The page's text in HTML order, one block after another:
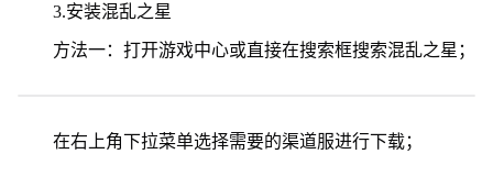
3.安装混乱之星
方法一：打开游戏中心或直接在搜索框搜索混乱之星；
在右上角下拉菜单选择需要的渠道服进行下载；